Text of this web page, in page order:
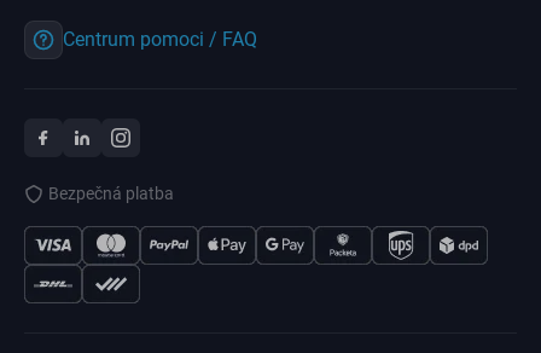
Centrum pomoci / FAQ
Bezpečná platba